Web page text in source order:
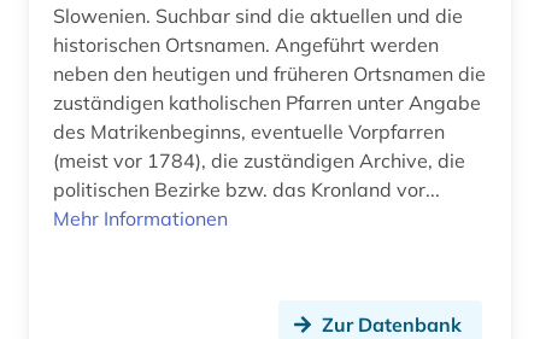
Slowenien. Suchbar sind die aktuellen und die
historischen Ortsnamen. Angeführt werden
neben den heutigen und früheren Ortsnamen die
zuständigen katholischen Pfarren unter Angabe
des Matrikenbeginns, eventuelle Vorpfarren
(meist vor 1784), die zuständigen Archive, die
politischen Bezirke bzw. das Kronland vor...
Mehr Informationen
Zur Datenbank